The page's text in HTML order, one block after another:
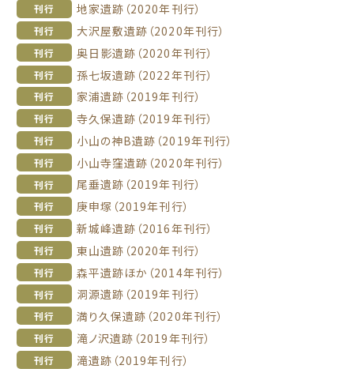
刊行 地家遺跡（2020年刊行）
刊行 大沢屋敷遺跡（2020年刊行）
刊行 奥日影遺跡（2020年刊行）
刊行 孫七坂遺跡（2022年刊行）
刊行 家浦遺跡（2019年刊行）
刊行 寺久保遺跡（2019年刊行）
刊行 小山の神B遺跡（2019年刊行）
刊行 小山寺窪遺跡（2020年刊行）
刊行 尾垂遺跡（2019年刊行）
刊行 庚申塚（2019年刊行）
刊行 新城峰遺跡（2016年刊行）
刊行 東山遺跡（2020年刊行）
刊行 森平遺跡ほか（2014年刊行）
刊行 洞源遺跡（2019年刊行）
刊行 満り久保遺跡（2020年刊行）
刊行 滝ノ沢遺跡（2019年刊行）
刊行 滝遺跡（2019年刊行）